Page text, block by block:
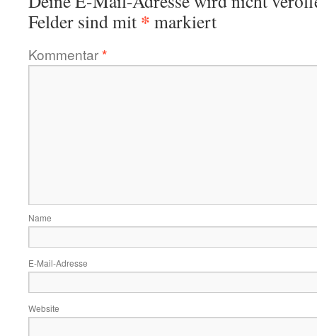
Felder sind mit * markiert
Kommentar*
Name
E-Mail-Adresse
Website